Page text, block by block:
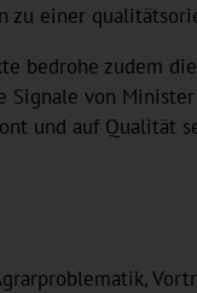
zu einer
bedrohe zudem
Signale von
und auf Qualität